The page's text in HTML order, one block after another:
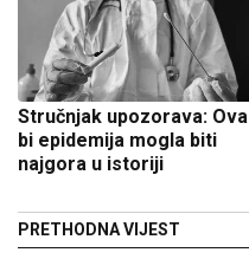
Stručnjak upozorava: Ova
bi epidemija mogla biti
najgora u istoriji
PRETHODNA VIJEST